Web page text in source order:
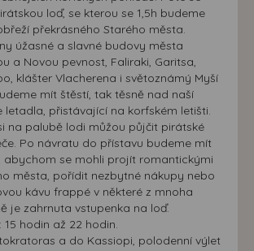
loď, se kterou se 1,5h budeme
překrásného Starého města.
úžasné a slavné budovy města
a Novou pevnost, Faliraki, Garitsa,
klášter Vlacherena i světoznámý Myší
mít štěstí, tak těsně nad naší
letadla, přistávající na korfském letišti.
na palubě lodi můžou půjčit pirátské
Po návratu do přístavu budeme mít
abychom se mohli projít romantickými
města, pořídit nezbytné nákupy nebo
kávu frappé v některé z mnoha
je zahrnuta vstupenka na loď.
15 hodin až 22 hodin.
a do Kassiopi, polodenní výlet